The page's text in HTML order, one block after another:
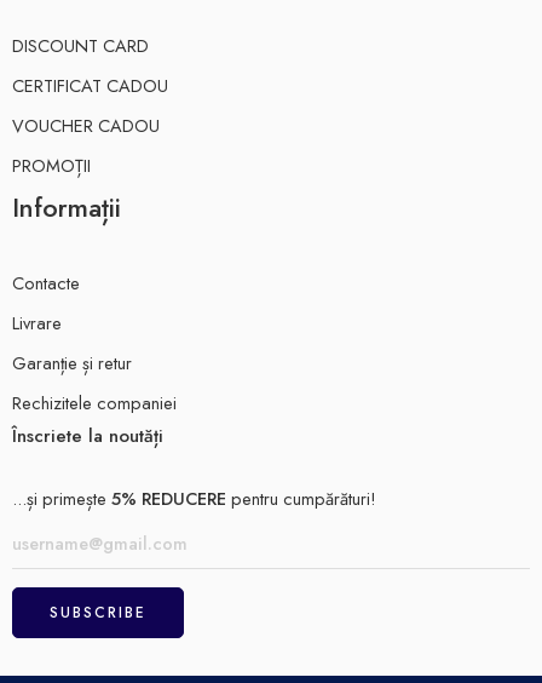
DISCOUNT CARD
CERTIFICAT CADOU
VOUCHER CADOU
PROMOȚII
Informații
Contacte
Livrare
Garanție și retur
Rechizitele companiei
Înscriete la noutăți
...și primește 5% REDUCERE pentru cumpărături!